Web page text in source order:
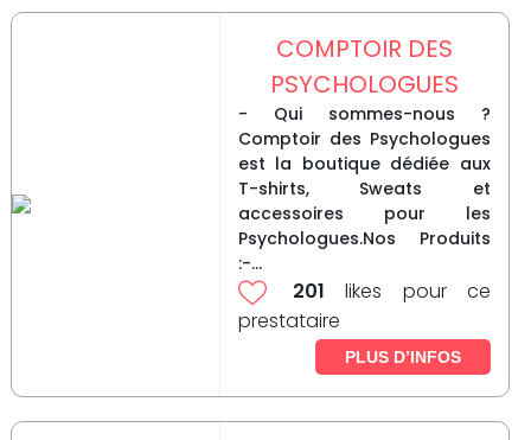
COMPTOIR DES
PSYCHOLOGUES
- Qui sommes-nous ?
Comptoir des Psychologues
est la boutique dédiée aux
T-shirts, Sweats et
accessoires pour les
Psychologues.Nos Produits
:-...
201 likes pour ce
prestataire
PLUS D’INFOS